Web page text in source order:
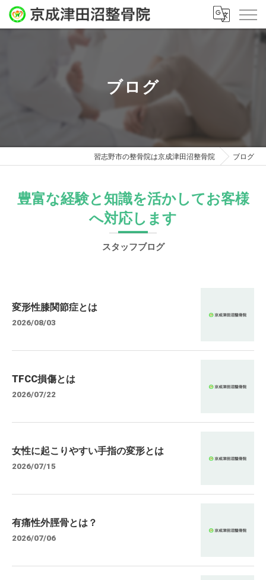
ブログ
習志野市の整骨院は京成津田沼整骨院 ブログ
豊富な経験と知識を活かしてお客様
へ対応します
スタッフブログ
変形性膝関節症とは
2026/08/03
TFCC損傷とは
2026/07/22
女性に起こりやすい手指の変形とは
2026/07/15
有痛性外脛骨とは？
2026/07/06